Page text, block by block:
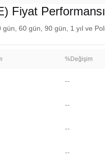
Fiyat Performansı
60 gün, 90 gün, 1 yıl ve
%Değişim
--
--
--
--